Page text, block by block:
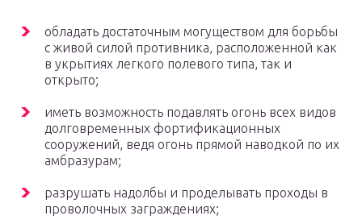
обладать достаточным могуществом для борьбы
с живой силой противника, расположенной как
в укрытиях легкого полевого типа, так и
открыто;
иметь возможность подавлять огонь всех видов
долговременных фортификационных
сооружений, ведя огонь прямой наводкой по их
амбразурам;
разрушать надолбы и проделывать проходы в
проволочных заграждениях;